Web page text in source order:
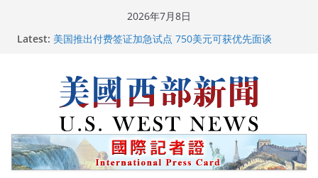
2026年7月8日
Latest: 广州市沉香协会会长周天明：让沉香有序走向世界
美国人
美国最高法院维持“出生公民权” : 出生在美国就是美国
人！
中国驻美国大使谢锋邀请美国老教师罗纳德·萨科尔斯基
再次访华